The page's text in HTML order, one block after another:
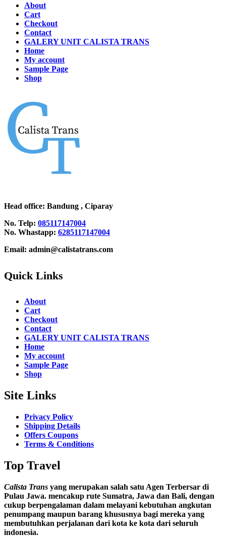
About
Cart
Checkout
Contact
GALERY UNIT CALISTA TRANS
Home
My account
Sample Page
Shop
Head office: Bandung , Ciparay
No. Telp: 085117147004
No. Whastapp: 6285117147004
Email: admin@calistatrans.com
Quick Links
About
Cart
Checkout
Contact
GALERY UNIT CALISTA TRANS
Home
My account
Sample Page
Shop
Site Links
Privacy Policy
Shipping Details
Offers Coupons
Terms & Conditions
Top Travel
Calista Trans yang merupakan salah satu Agen Terbersar di
Pulau Jawa. mencakup rute Sumatra, Jawa dan Bali, dengan
cukup berpengalaman dalam melayani kebutuhan angkutan
penumpang maupun barang khususnya bagi mereka yang
membutuhkan perjalanan dari kota ke kota dari seluruh
indonesia.